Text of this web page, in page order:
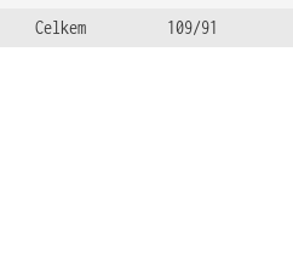
Celkem
109/91